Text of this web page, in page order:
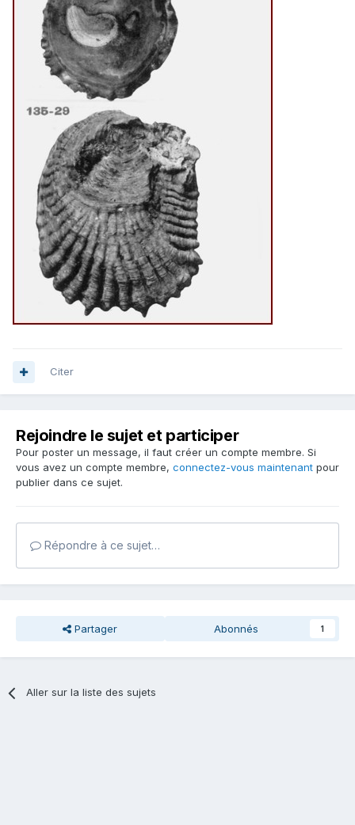
Citer
Rejoindre le sujet et participer
Pour poster un message, il faut créer un compte membre. Si
vous avez un compte membre, connectez-vous maintenant pour
publier dans ce sujet.
Répondre à ce sujet…
Partager Abonnés 1
Aller sur la liste des sujets